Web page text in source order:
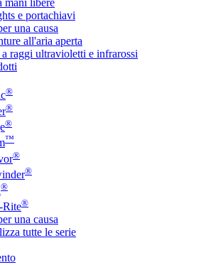
mani libere
e portachiavi
una causa
all'aria aperta
a raggi ultravioletti e infrarossi
®
®
®
™
®
®
®
Rite®
una causa
tutte le serie